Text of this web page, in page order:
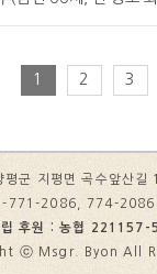
1 2 3
군 지평면 곡수앞산길
771-2086, 774-
립 후원 : 농협
ⓒ Msgr. Byon All